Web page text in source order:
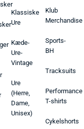
Klassiske
Ure
Kæde-
Ure-
Vintage
Ure
(Herre,
Dame,
Unisex)
Klub
Merchandise
Sports-
BH
Tracksuits
Performance
T-shirts
Cykelshorts